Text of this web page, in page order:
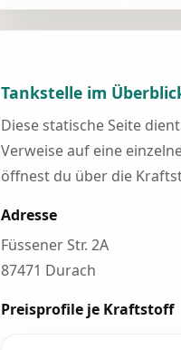
Tankstelle im
Diese statische Seite
Verweise auf eine
öffnest du über die
Adresse
Füssener Str. 2A
87471 Durach
Preisprofile je Kraftstoff